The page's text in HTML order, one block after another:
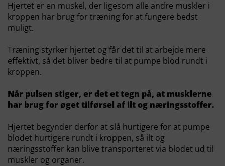
Hjertet er en muskel, der ligesom alle andre muskler i
kroppen har brug for træning for at fungere bedst
muligt.
Træning styrker hjertet og får det til at arbejde mere
effektivt, så det bliver bedre til at pumpe blod rundt i
kroppen.
Når pulsen stiger, er det et tegn på, at musklerne
har brug for øget tilførsel af ilt og næringsstoffer.
Hjertet begynder derfor at slå hurtigere for at pumpe
blodet hurtigere rundt i kroppen, så ilt og
næringsstoffer kan blive transporteret via blodet ud til
muskler og organer.